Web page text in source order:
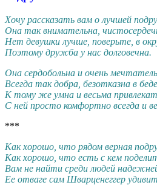
Хочу рассказать вам о лучшей
Она так внимательна,
Нет девушки лучше, поверьте, в
Поэтому дружба у нас долговечна.
Она сердобольна и очень
Всегда так добра, безотказна в
К тому же умна и весьма
С ней просто комфортно всегда и
***
Как хорошо, что рядом верная
Как хорошо, что есть с кем
Вам не найти среди людей
Ее отваге сам Шварценеггер